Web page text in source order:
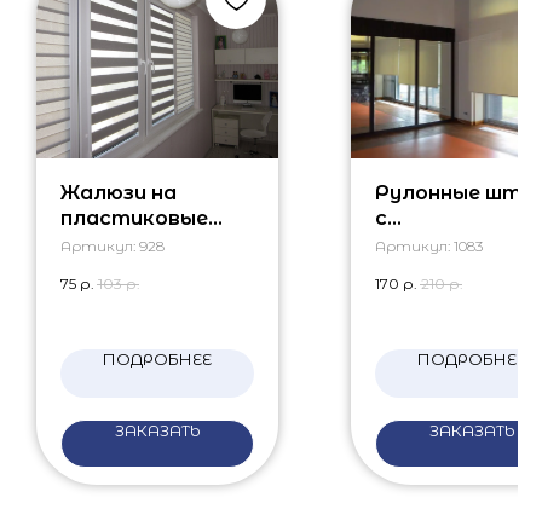
Жалюзи на
пластиковые
окна на балкон
Артикул: 928
75 р. 103 р.
ПОДРОБНЕЕ
ЗАКАЗАТЬ
Рулонные
с
Артикул: 1083
170 р. 210 р.
ПОДРОБНЕЕ
ЗАКАЗАТЬ